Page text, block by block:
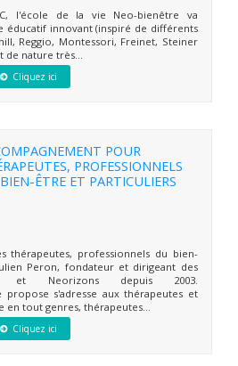
l'école de la vie Neo-bienêtre va
éducatif innovant (inspiré de différents
Reggio, Montessori, Freinet, Steiner
de nature très...
Cliquez ici
POUR
PROFESSIONNELS
ÊTRE ET PARTICULIERS
thérapeutes, professionnels du bien-
Peron, fondateur et dirigeant des
et Neorizons depuis 2003.
propose s'adresse aux thérapeutes et
tout genres, thérapeutes...
Cliquez ici